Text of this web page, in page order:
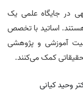
در جایگاه علمی یک
هستند. اساتید با تخصص
آموزشی و پژوهشی
کمک می‌کنند.
وحید کیانی